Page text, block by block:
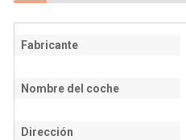
Fabricante
Nombre del coche
Dirección